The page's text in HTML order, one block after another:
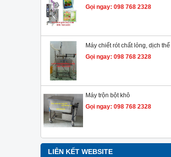
Gọi ngay: 098 768 2328
Máy chiết rót chất lỏng, dịch thể
Gọi ngay: 098 768 2328
Máy trộn bột khô
Gọi ngay: 098 768 2328
LIÊN KẾT WEBSITE